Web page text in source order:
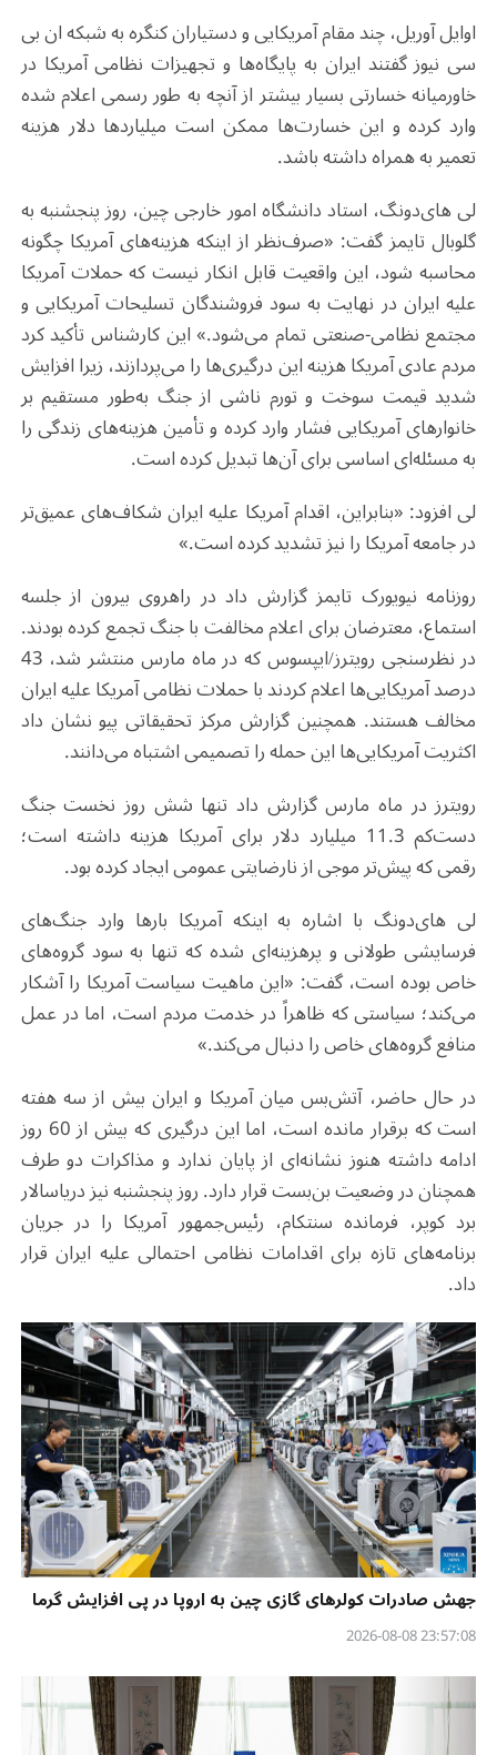
اوایل آوریل، چند مقام آمریکایی و دستیاران کنگره به شبکه ان بی
سی نیوز گفتند ایران به پایگاه‌ها و تجهیزات نظامی آمریکا در
خاورمیانه خسارتی بسیار بیشتر از آنچه به طور رسمی اعلام شده
وارد کرده و این خسارت‌ها ممکن است میلیاردها دلار هزینه
تعمیر به همراه داشته باشد.
لی های‌دونگ، استاد دانشگاه امور خارجی چین، روز پنجشنبه به
گلوبال تایمز گفت: «صرف‌نظر از اینکه هزینه‌های آمریکا چگونه
محاسبه شود، این واقعیت قابل انکار نیست که حملات آمریکا
علیه ایران در نهایت به سود فروشندگان تسلیحات آمریکایی و
مجتمع نظامی-صنعتی تمام می‌شود.» این کارشناس تأکید کرد
مردم عادی آمریکا هزینه این درگیری‌ها را می‌پردازند، زیرا افزایش
شدید قیمت سوخت و تورم ناشی از جنگ به‌طور مستقیم بر
خانوارهای آمریکایی فشار وارد کرده و تأمین هزینه‌های زندگی را
به مسئله‌ای اساسی برای آن‌ها تبدیل کرده است.
لی افزود: «بنابراین، اقدام آمریکا علیه ایران شکاف‌های عمیق‌تر
در جامعه آمریکا را نیز تشدید کرده است.»
روزنامه نیویورک تایمز گزارش داد در راهروی بیرون از جلسه
استماع، معترضان برای اعلام مخالفت با جنگ تجمع کرده بودند.
در نظرسنجی رویترز/ایپسوس که در ماه مارس منتشر شد، 43
درصد آمریکایی‌ها اعلام کردند با حملات نظامی آمریکا علیه ایران
مخالف هستند. همچنین گزارش مرکز تحقیقاتی پیو نشان داد
اکثریت آمریکایی‌ها این حمله را تصمیمی اشتباه می‌دانند.
رویترز در ماه مارس گزارش داد تنها شش روز نخست جنگ
دست‌کم 11.3 میلیارد دلار برای آمریکا هزینه داشته است؛
رقمی که پیش‌تر موجی از نارضایتی عمومی ایجاد کرده بود.
لی های‌دونگ با اشاره به اینکه آمریکا بارها وارد جنگ‌های
فرسایشی طولانی و پرهزینه‌ای شده که تنها به سود گروه‌های
خاص بوده است، گفت: «این ماهیت سیاست آمریکا را آشکار
می‌کند؛ سیاستی که ظاهراً در خدمت مردم است، اما در عمل
منافع گروه‌های خاص را دنبال می‌کند.»
در حال حاضر، آتش‌بس میان آمریکا و ایران بیش از سه هفته
است که برقرار مانده است، اما این درگیری که بیش از 60 روز
ادامه داشته هنوز نشانه‌ای از پایان ندارد و مذاکرات دو طرف
همچنان در وضعیت بن‌بست قرار دارد. روز پنجشنبه نیز دریاسالار
برد کوپر، فرمانده سنتکام، رئیس‌جمهور آمریکا را در جریان
برنامه‌های تازه برای اقدامات نظامی احتمالی علیه ایران قرار
داد.
جهش صادرات کولرهای گازی چین به اروپا در پی افزایش گرما
23:57:08 2026-08-08